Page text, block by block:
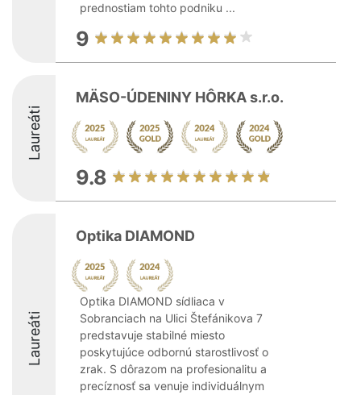
prednostiam tohto podniku ...
9
Laureáti
MÄSO-ÚDENINY HÔRKA s.r.o.
9.8
Laureáti
Optika DIAMOND
Optika DIAMOND sídliaca v
Sobranciach na Ulici Štefánikova 7
predstavuje stabilné miesto
poskytujúce odbornú starostlivosť o
zrak. S dôrazom na profesionalitu a
precíznosť sa venuje individuálnym